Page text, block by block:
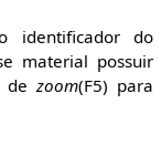
identificador do
material possuir
de zoom(F5) para